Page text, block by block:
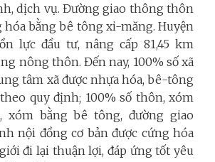
dịch vụ. Đường giao thông thôn
hóa bằng bê tông xi-măng. Huyện
lực đầu tư, nâng cấp 81,45 km
nông thôn. Đến nay, 100% số xã
tâm xã được nhựa hóa, bê-tông
quy định; 100% số thôn, xóm
xóm bằng bê tông, đường giao
nội đồng cơ bản được cứng hóa
đi lại thuận lợi, đáp ứng tốt yêu